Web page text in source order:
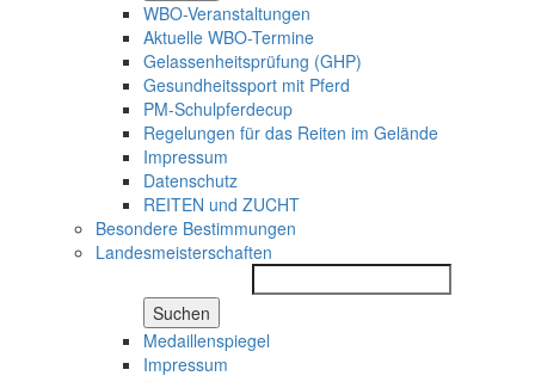
WBO-Veranstaltungen
Aktuelle WBO-Termine
Gelassenheitsprüfung (GHP)
Gesundheitssport mit Pferd
PM-Schulpferdecup
Regelungen für das Reiten im Gelände
Impressum
Datenschutz
REITEN und ZUCHT
Besondere Bestimmungen
Landesmeisterschaften
Suchen
Medaillenspiegel
Impressum